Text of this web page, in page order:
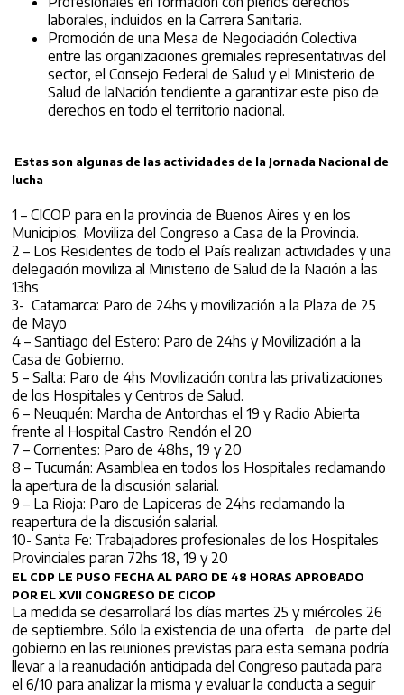
laborales, incluidos en la Carrera Sanitaria.
Promoción de una Mesa de Negociación Colectiva
entre las organizaciones gremiales representativas del
sector, el Consejo Federal de Salud y el Ministerio de
Salud de laNación tendiente a garantizar este piso de
derechos en todo el territorio nacional.
Estas son algunas de las actividades de la Jornada Nacional de
lucha
1 – CICOP para en la provincia de Buenos Aires y en los
Municipios. Moviliza del Congreso a Casa de la Provincia.
2 – Los Residentes de todo el País realizan actividades y una
delegación moviliza al Ministerio de Salud de la Nación a las
13hs
3- Catamarca: Paro de 24hs y movilización a la Plaza de 25
de Mayo
4 – Santiago del Estero: Paro de 24hs y Movilización a la
Casa de Gobierno.
5 – Salta: Paro de 4hs Movilización contra las privatizaciones
de los Hospitales y Centros de Salud.
6 – Neuquén: Marcha de Antorchas el 19 y Radio Abierta
frente al Hospital Castro Rendón el 20
7 – Corrientes: Paro de 48hs, 19 y 20
8 – Tucumán: Asamblea en todos los Hospitales reclamando
la apertura de la discusión salarial.
9 – La Rioja: Paro de Lapiceras de 24hs reclamando la
reapertura de la discusión salarial.
10- Santa Fe: Trabajadores profesionales de los Hospitales
Provinciales paran 72hs 18, 19 y 20
EL CDP LE PUSO FECHA AL PARO DE 48 HORAS APROBADO
POR EL XVII CONGRESO DE CICOP
La medida se desarrollará los días martes 25 y miércoles 26
de septiembre. Sólo la existencia de una oferta de parte del
gobierno en las reuniones previstas para esta semana podría
llevar a la reanudación anticipada del Congreso pautada para
el 6/10 para analizar la misma y evaluar la conducta a seguir